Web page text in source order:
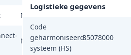
Nee
Nee
Logistieke gegevens
Code
geharmoniseerd
systeem (HS)
85078000